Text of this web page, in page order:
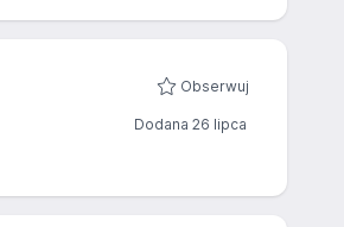
Obserwuj
Dodana 26 lipca